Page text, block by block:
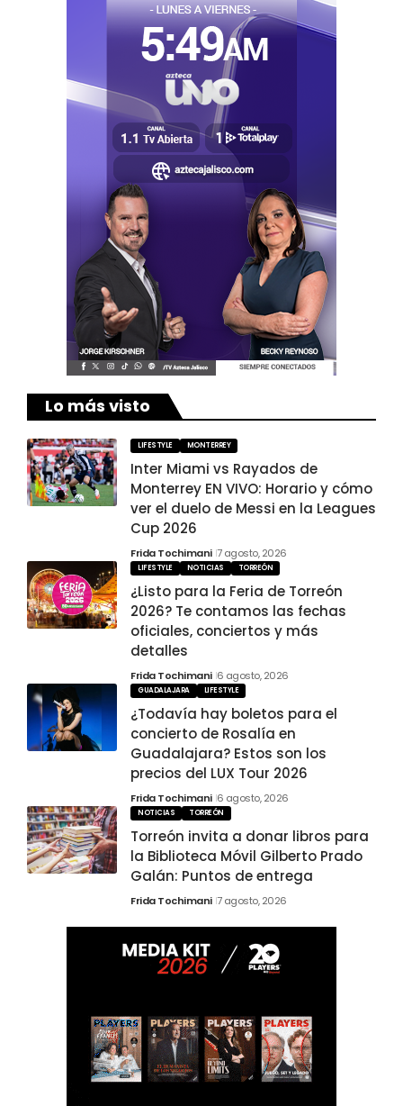
Lo más visto
LIFESTYLE MONTERREY
Inter Miami vs Rayados de
Monterrey EN VIVO: Horario y cómo
ver el duelo de Messi en la Leagues
Cup 2026
Frida Tochimani 7 agosto, 2026
LIFESTYLE NOTICIAS TORREÓN
¿Listo para la Feria de Torreón
2026? Te contamos las fechas
oficiales, conciertos y más
detalles
Frida Tochimani 6 agosto, 2026
GUADALAJARA LIFESTYLE
¿Todavía hay boletos para el
concierto de Rosalía en
Guadalajara? Estos son los
precios del LUX Tour 2026
Frida Tochimani 6 agosto, 2026
NOTICIAS TORREÓN
Torreón invita a donar libros para
la Biblioteca Móvil Gilberto Prado
Galán: Puntos de entrega
Frida Tochimani 7 agosto, 2026